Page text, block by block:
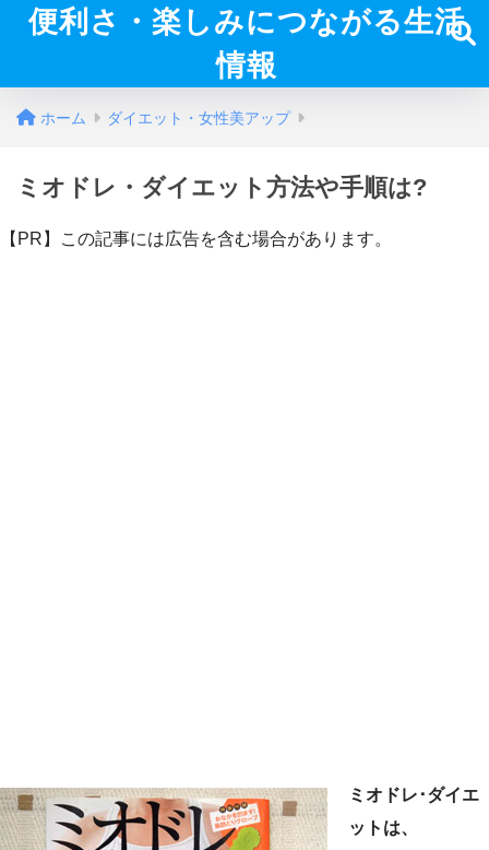
便利さ・楽しみにつながる生活
情報
ホーム ダイエット・女性美アップ
ミオドレ・ダイエット方法や手順は?
【PR】この記事には広告を含む場合があります。
ミオドレ･ダイエ
ットは、